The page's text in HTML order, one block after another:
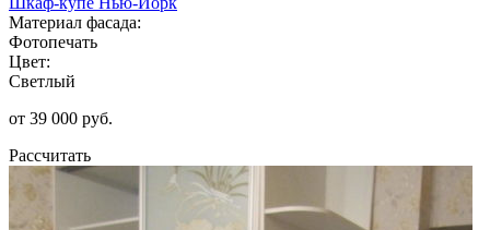
Материал фасада:
Фотопечать
Цвет:
Светлый
от 39 000 руб.
Рассчитать